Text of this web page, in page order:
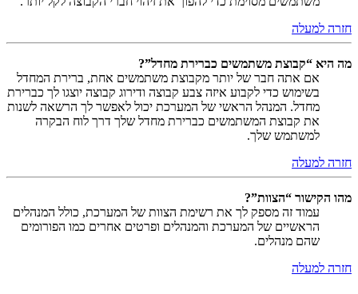
חזרה למעלה
מה היא “קבוצת משתמשים כברירת מחדל”?
אם אתה חבר של יותר מקבוצת משתמשים אחת, ברירת המחדל
בשימוש כדי לקבוע איזה צבע קבוצה ודירוג קבוצה יוצגו לך כברירת
מחדל. המנהל הראשי של המערכת יכול לאפשר לך הרשאה לשנות
את קבוצת המשתמשים כברירת מחדל שלך דרך לוח הבקרה
למשתמש שלך.
חזרה למעלה
מהו הקישור “הצוות”?
עמוד זה מספק לך את רשימת הצוות של המערכת, כולל המנהלים
הראשיים של המערכת והמנהלים ופרטים אחרים כמו הפורומים
שהם מנהלים.
חזרה למעלה